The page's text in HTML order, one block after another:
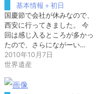
基本情報＋初日
国慶節で会社が休みなので、
西安に行ってきました。 今
回は感じ入るところが多かっ
たので、さらにながーい…
2010年10月7日
世界遺産